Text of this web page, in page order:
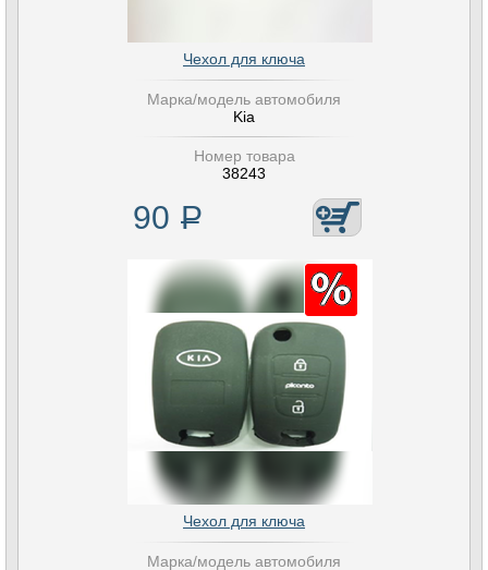
Чехол для ключа
Марка/модель автомобиля
Kia
Номер товара
38243
90 Р
Чехол для ключа
Марка/модель автомобиля